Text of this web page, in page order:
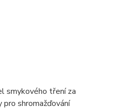
smykového tření za
shromažďování